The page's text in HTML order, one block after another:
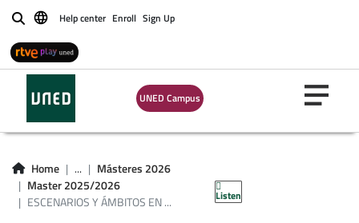
BuscarHelp center Enroll Sign Up
UNED Campus
Home ...
Másteres 2026
Master 2025/2026
ESCENARIOS Y ÁMBITOS EN ...
Listen
ESCENARIOS Y
ÁMBITOS EN
ANIMACIÓN
SOCIOCULTURAL